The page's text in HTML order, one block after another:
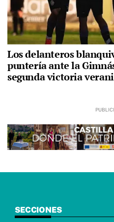
Los delanteros
puntería ante la
segunda victoria
SECCIONES